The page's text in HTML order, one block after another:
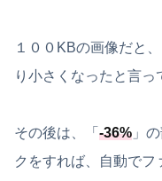
１００KBの画像だと
り小さくなったと言っ
その後は、「 -36% 」
クをすれば、自動でフ